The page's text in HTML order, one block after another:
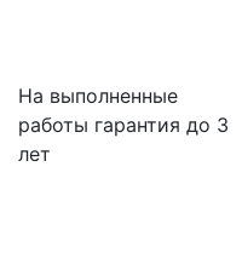
На выполненные
работы гарантия до 3
лет